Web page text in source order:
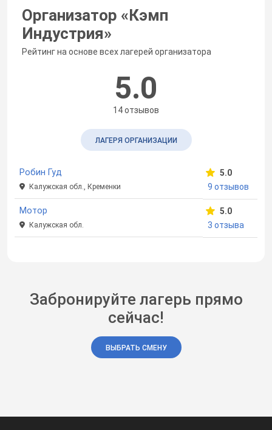
Организатор «Кэмп
Индустрия»
Рейтинг на основе всех лагерей организатора
5.0
14 отзывов
ЛАГЕРЯ ОРГАНИЗАЦИИ
Робин Гуд
Калужская обл., Кременки
5.0
9 отзывов
Мотор
Калужская обл.
5.0
3 отзыва
Забронируйте лагерь прямо
сейчас!
ВЫБРАТЬ СМЕНУ